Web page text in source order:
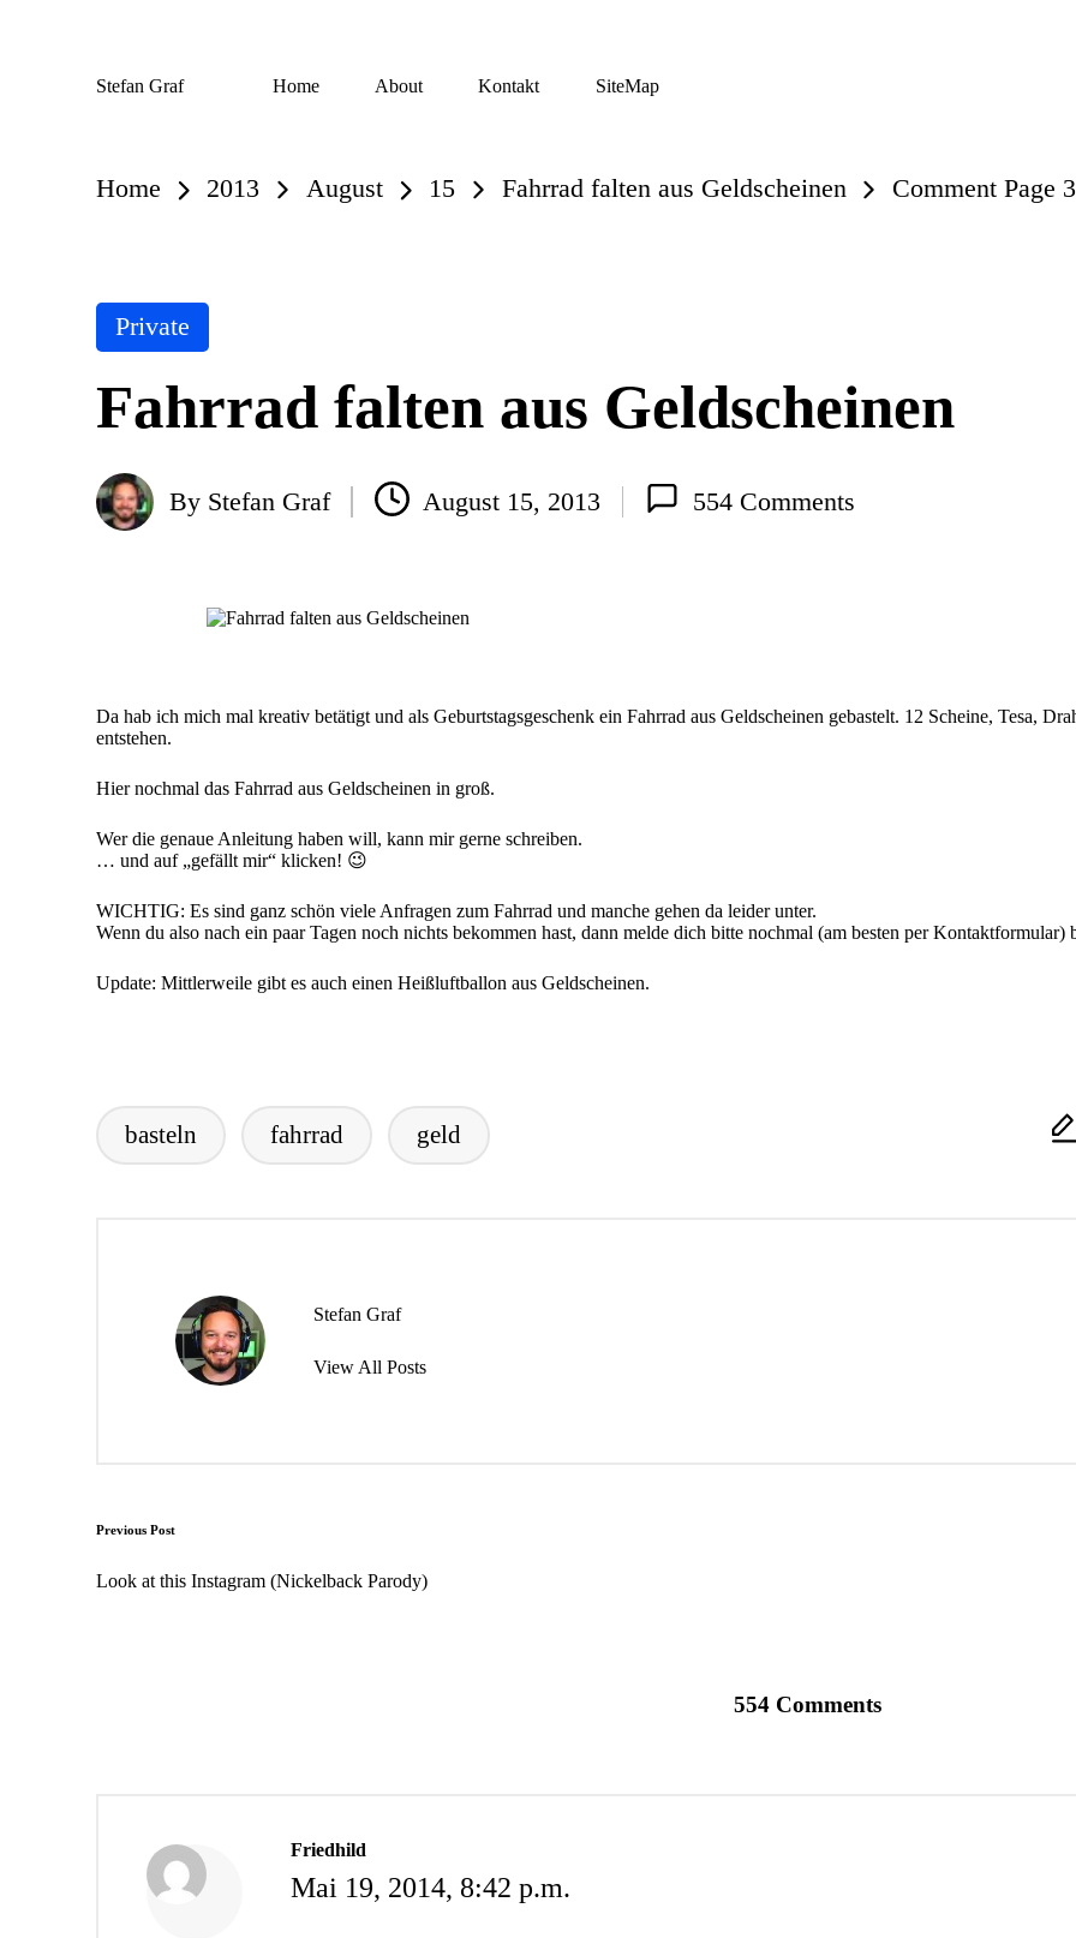
Stefan Graf Home About Kontakt SiteMap
Home 2013 August 15 Fahrrad falten aus Geldscheinen Comment Page 3
Posted
in
Private
Fahrrad falten aus Geldscheinen
Posted
By Stefan Graf August 15, 2013 554 Comments
Da hab ich mich mal kreativ betätigt und als Geburtstagsgeschenk ein Fahrrad aus Geldscheinen gebastelt. 12 Scheine, Tesa,
entstehen.
Hier nochmal das Fahrrad aus Geldscheinen in groß.
Wer die genaue Anleitung haben will, kann mir gerne schreiben.
… und auf „gefällt mir“ klicken! 😉
WICHTIG: Es sind ganz schön viele Anfragen zum Fahrrad und manche gehen da leider unter.
Wenn du also nach ein paar Tagen noch nichts bekommen hast, dann melde dich bitte nochmal (am besten perKontaktformular)
Update: Mittlerweile gibt es auch einen Heißluftballon aus Geldscheinen.
Tags:basteln fahrrad geld
Stefan Graf
View All Posts
Post
navigation
Previous Post
Look at this Instagram (Nickelback Parody)
554 Comments
Friedhild
Mai 19, 2014, 8:42 p.m.